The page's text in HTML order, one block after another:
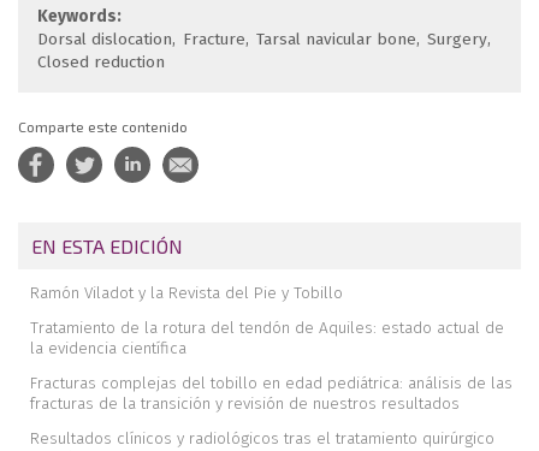
Keywords:
Dorsal dislocation
Fracture Tarsal navicular bone Surgery
Closed reduction
Comparte este contenido
EN ESTA EDICIÓN
Ramón Viladot y la Revista del Pie y Tobillo
Tratamiento de la rotura del tendón de Aquiles: estado actual de
la evidencia científica
Fracturas complejas del tobillo en edad pediátrica: análisis de las
fracturas de la transición y revisión de nuestros resultados
Resultados clínicos y radiológicos tras el tratamiento quirúrgico